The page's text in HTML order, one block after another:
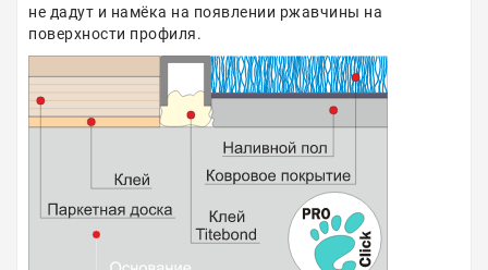
не дадут и намёка на появлении ржавчины на
поверхности профиля.